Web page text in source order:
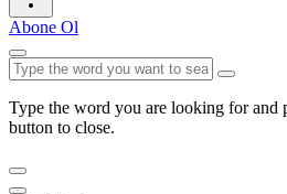
Abone Ol
Type the word you are looking for and
button to close.